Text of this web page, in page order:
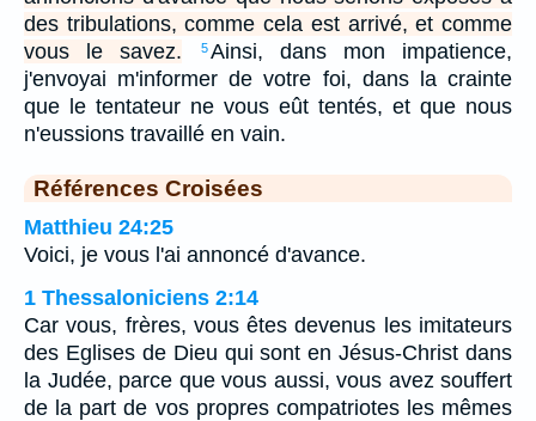
des tribulations, comme cela est arrivé, et comme
vous le savez.
5 Ainsi, dans mon impatience,
j'envoyai m'informer de votre foi, dans la crainte
que le tentateur ne vous eût tentés, et que nous
n'eussions travaillé en vain.
Références Croisées
Matthieu 24:25
Voici, je vous l'ai annoncé d'avance.
1 Thessaloniciens 2:14
Car vous, frères, vous êtes devenus les imitateurs
des Eglises de Dieu qui sont en Jésus-Christ dans
la Judée, parce que vous aussi, vous avez souffert
de la part de vos propres compatriotes les mêmes